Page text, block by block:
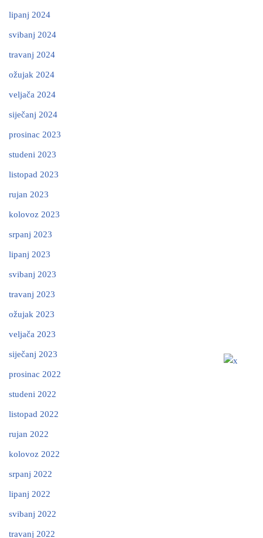
lipanj 2024
svibanj 2024
travanj 2024
ožujak 2024
veljača 2024
siječanj 2024
prosinac 2023
studeni 2023
listopad 2023
rujan 2023
kolovoz 2023
srpanj 2023
lipanj 2023
svibanj 2023
travanj 2023
ožujak 2023
veljača 2023
siječanj 2023
prosinac 2022
studeni 2022
listopad 2022
rujan 2022
kolovoz 2022
srpanj 2022
lipanj 2022
svibanj 2022
travanj 2022